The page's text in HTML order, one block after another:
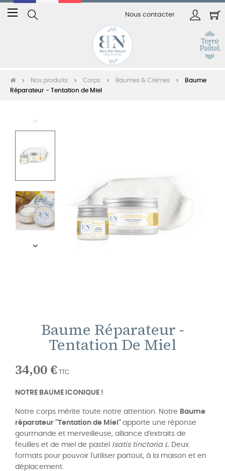
Nous contacter
Basculer
☰
Nos produits Corps Baumes & Crèmes
Baume
Réparateur - Tentation de Miel
Baume Réparateur -
Tentation De Miel
34,00 € TTC
NOTRE BAUME ICONIQUE !
Notre corps mérite toute notre attention. Notre Baume
réparateur "Tentation de Miel"apporte une réponse
gourmande et merveilleuse, alliance d'extraits de
feuilles et de miel de pastel Isatis tinctoria L. Deux
formats pour pouvoir l'utiliser partout, à la maison et en
déplacement.